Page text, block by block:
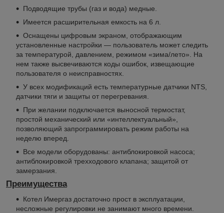
Подводящие трубы (газ и вода) медные.
Имеется расширительная емкость на 6 л.
Оснащены цифровым экраном, отображающим
установленные настройки — пользователь может следить
за температурой, давлением, режимом «зима/лето». На
нем также высвечиваются коды ошибок, извещающие
пользователя о неисправностях.
У всех модификаций есть температурные датчики NTS,
датчики тяги и защиты от перегревания.
При желании подключается выносной термостат,
простой механический или «интеллектуальный»,
позволяющий запрограммировать режим работы на
неделю вперед.
Все модели оборудованы: антиблокировкой насоса;
антиблокировкой трехходового клапана; защитой от
замерзания.
Преимущества
Котел Имергаз достаточно прост в эксплуатации,
несложные регулировки не занимают много времени.